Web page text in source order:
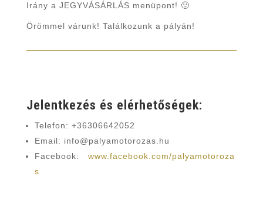
Irány a JEGYVÁSÁRLÁS menüpont! 🙂
Örömmel várunk! Találkozunk a pályán!
Jelentkezés és elérhetőségek:
Telefon: +36306642052
Email: info@palyamotorozas.hu
Facebook: www.facebook.com/palyamotoroza
s